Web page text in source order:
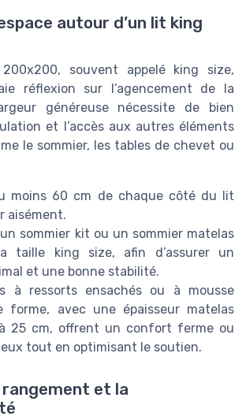
autour d’un lit king
souvent appelé king size,
réflexion sur l’agencement de la
généreuse nécessite de bien
et l’accès aux autres éléments
le sommier, les tables de chevet ou
moins 60 cm de chaque côté du lit
aisément.
sommier kit ou un sommier matelas
taille king size, afin d’assurer un
et une bonne stabilité.
à ressorts ensachés ou à mousse
forme, avec une épaisseur matelas
25 cm, offrent un confort ferme ou
tout en optimisant le soutien.
et la